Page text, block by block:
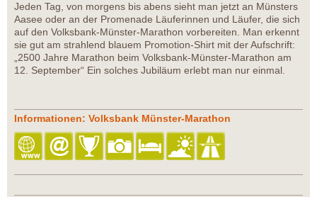
Jeden Tag, von morgens bis abens sieht man jetzt an Münsters
Aasee oder an der Promenade Läuferinnen und Läufer, die sich
auf den Volksbank-Münster-Marathon vorbereiten. Man erkennt
sie gut am strahlend blauem Promotion-Shirt mit der Aufschrift:
„2500 Jahre Marathon beim Volksbank-Münster-Marathon am
12. September“ Ein solches Jubiläum erlebt man nur einmal.
Informationen: Volksbank Münster-Marathon